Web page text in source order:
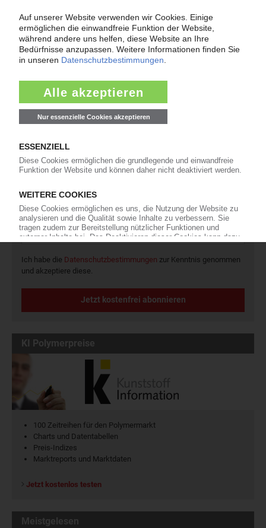
16
In eigener Sache
Newsletter
Die wichtigsten Nachrichten und Neuigkeiten aus der
Kunststoffbranche – jeden Tag brandaktuell!
Ich habe die Datenschutzbestimmungen zur Kenntnis genommen
und akzeptiere diese.
Jetzt kostenfrei abonnieren
KI Polymerpreise
100 Zeitreihen für den Polymermarkt
Charts und Datentabellen
Preis-Indizes
Marktreports und Marktdaten
Jetzt kostenlos testen
Meistgelesen